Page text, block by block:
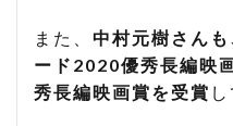
また、 中村元樹さん
ード2020優秀長編映
秀長編映画賞を受賞